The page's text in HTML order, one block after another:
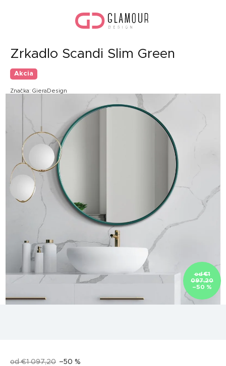
Zrkadlo Scandi Slim Green
Akcia
Značka: GieraDesign
od €1
097,20
–50 %
od €1 097,20 –50 %